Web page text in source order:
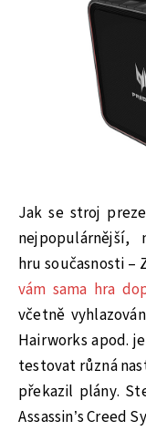
Jak se stroj
nejpopulárnější,
hru současnosti –
vám sama hra
včetně
Hairworks apod.
testovat různá
překazil plány.
Assassin’s Creed